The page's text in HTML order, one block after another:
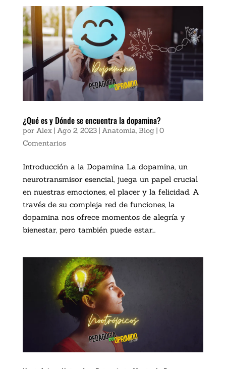
¿Qué es y Dónde se encuentra la dopamina?
por Alex| Ago 2, 2023| Anatomia Blog | 0
Comentarios
Introducción a la Dopamina La dopamina, un
neurotransmisor esencial, juega un papel crucial
en nuestras emociones, el placer y la felicidad. A
través de su compleja red de funciones, la
dopamina nos ofrece momentos de alegría y
bienestar, pero también puede estar...